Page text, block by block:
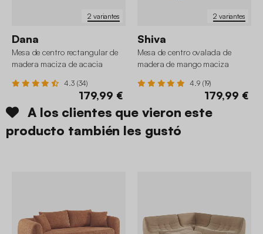
2 variantes
Dana
Mesa de centro rectangular de
madera maciza de acacia
4.3 (34)
179,99 €
2 variantes
Shiva
Mesa de centro ovalada de
madera de mango maciza
4.9 (19)
179,99 €
A los clientes que vieron este
producto también les gustó